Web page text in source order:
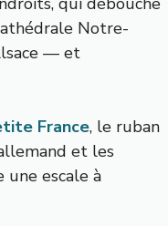
Notre-
— et
France, le ruban
et les
une escale à